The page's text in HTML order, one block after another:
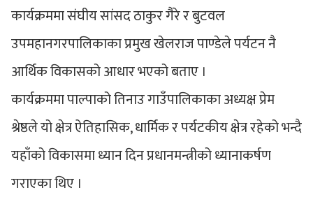
कार्यक्रममा संघीय सांसद ठाकुर गैरे र बुटवल
उपमहानगरपालिकाका प्रमुख खेलराज पाण्डेले पर्यटन नै
आर्थिक विकासको आधार भएको बताए ।
कार्यक्रममा पाल्पाको तिनाउ गाउँपालिकाका अध्यक्ष प्रेम
श्रेष्ठले यो क्षेत्र ऐतिहासिक, धार्मिक र पर्यटकीय क्षेत्र रहेको भन्दै
यहाँको विकासमा ध्यान दिन प्रधानमन्त्रीको ध्यानाकर्षण
गराएका थिए ।